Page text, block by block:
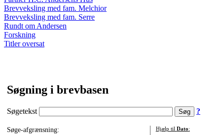
Brevveksling med fam. Melchior
Brevveksling med fam. Serre
Rundt om Andersen
Forskning
Titler oversat
Søgning i brevbasen
Søgetekst ?
Søge-afgrænsning:
Hjælp til Dato: